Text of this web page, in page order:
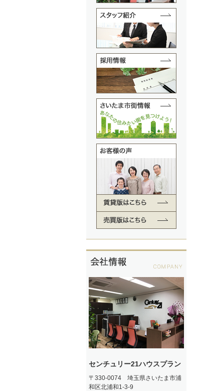
センチュリー21ハウスプラン
〒330-0074 埼玉県さいたま市浦
和区北浦和1-3-9